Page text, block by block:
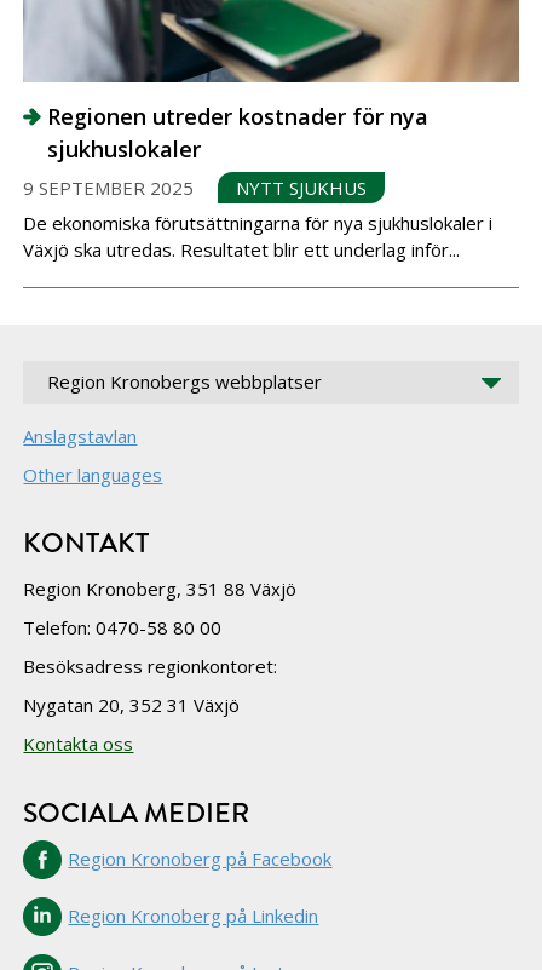
Regionen utreder kostnader för nya
sjukhuslokaler
9 SEPTEMBER 2025
NYTT SJUKHUS
De ekonomiska förutsättningarna för nya sjukhuslokaler i
Växjö ska utredas. Resultatet blir ett underlag inför...
Region Kronobergs webbplatser
Anslagstavlan
Other languages
KONTAKT
Region Kronoberg, 351 88 Växjö
Telefon: 0470-58 80 00
Besöksadress regionkontoret:
Nygatan 20, 352 31 Växjö
Kontakta oss
SOCIALA MEDIER
Region Kronoberg på Facebook
Region Kronoberg på Linkedin